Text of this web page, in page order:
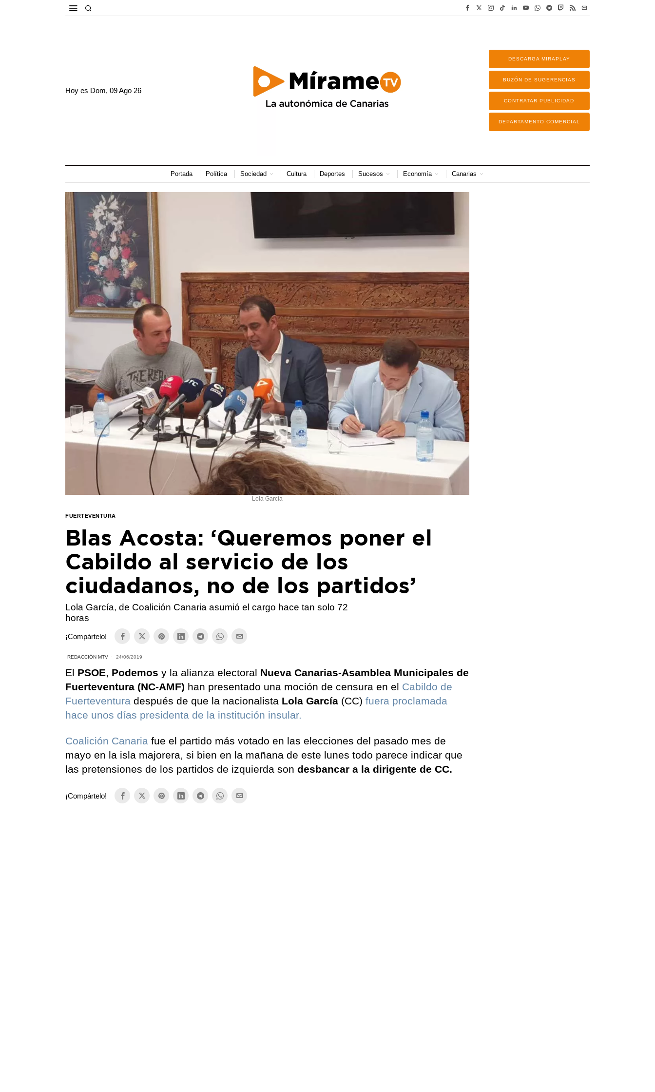
Hoy es Dom, 09 Ago 26
DESCARGA MIRAPLAY
BUZÓN DE SUGERENCIAS
CONTRATAR PUBLICIDAD
DEPARTAMENTO COMERCIAL
Portada Política Sociedad Cultura Deportes Sucesos Economía Canarias
Lola García
FUERTEVENTURA
Blas Acosta: ‘Queremos poner el
Cabildo al servicio de los
ciudadanos, no de los partidos’
Lola García, de Coalición Canaria asumió el cargo hace tan solo 72
horas
¡Compártelo!
REDACCIÓN MTV 24/06/2019
El PSOE, Podemosy la alianza electoral Nueva Canarias-Asamblea Municipales de
Fuerteventura (NC-AMF) han presentado una moción de censura en el Cabildo de
Fuerteventura después de que la nacionalista Lola García (CC) fuera proclamada
hace unos días presidenta de la institución insular.
Coalición Canaria fue el partido más votado en las elecciones del pasado mes de
mayo en la isla majorera, si bien en la mañana de este lunes todo parece indicar que
las pretensiones de los partidos de izquierda son desbancar a la dirigente de CC.
¡Compártelo!